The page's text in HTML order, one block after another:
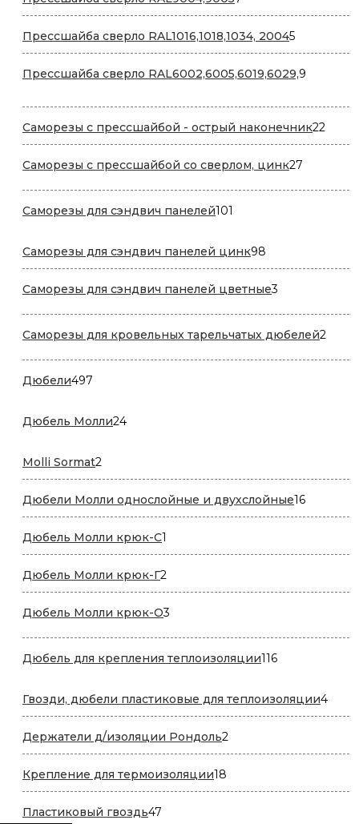
товаров
Прессшайба сверло RAL1016,1018,1034, 200455
товаров
Прессшайба сверло RAL6002,6005,6019,6029,9
Саморезы с прессшайбой - острый наконечник22
Саморезы с прессшайбой со сверлом, цинк27
Саморезы для сэндвич панелей101
Саморезы для сэндвич панелей цинк98
товаров
Саморезы для сэндвич панелей цветные3
Саморезы для кровельных тарельчатых дюбелей2
Дюбели497
Дюбель Молли2424
Molli Sormat2
товара
Дюбели Молли однослойные и двухслойные1616
товаров
Дюбель Молли крюк-C1
товар
Дюбель Молли крюк-Г2
товара
Дюбель Молли крюк-О3
Дюбель для крепления теплоизоляции116116
Гвозди, дюбели пластиковые для теплоизоляции44
Держатели д/изоляции Рондоль2
товара
Крепление для термоизоляции18
товаров
Пластиковый гвоздь47